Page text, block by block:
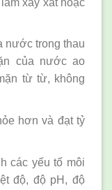
nước trong thau
của nước ao
từ từ, không
hơn và đạt tỷ
các yếu tố môi
độ, độ pH, độ